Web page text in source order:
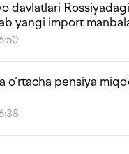
davlatlari
yangi import
o‘rtacha pensiya